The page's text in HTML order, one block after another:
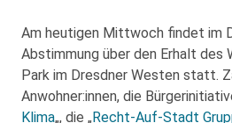
Am heutigen Mittwoch findet im
Abstimmung über den Erhalt des
Park im Dresdner Westen statt.
Anwohner:innen, die
Klima„, die „Recht-Auf-Stadt